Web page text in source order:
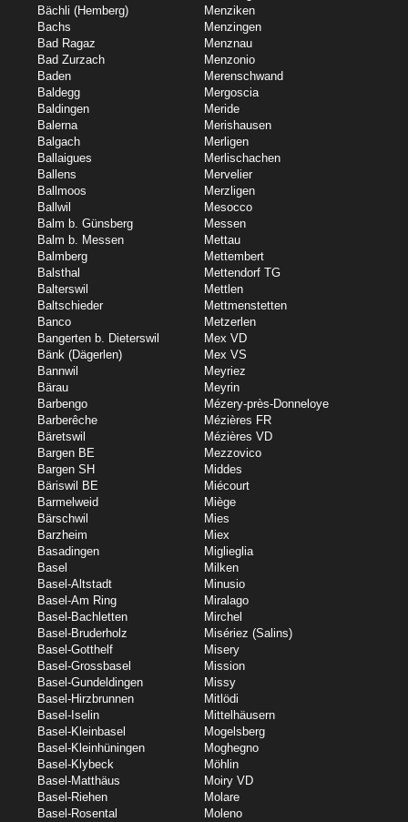
Bächli (Hemberg)
Bachs
Bad Ragaz
Bad Zurzach
Baden
Baldegg
Baldingen
Balerna
Balgach
Ballaigues
Ballens
Ballmoos
Ballwil
Balm b. Günsberg
Balm b. Messen
Balmberg
Balsthal
Balterswil
Baltschieder
Banco
Bangerten b. Dieterswil
Bänk (Dägerlen)
Bannwil
Bärau
Barbengo
Barberêche
Bäretswil
Bargen BE
Bargen SH
Bäriswil BE
Barmelweid
Bärschwil
Barzheim
Basadingen
Basel
Basel-Altstadt
Basel-Am Ring
Basel-Bachletten
Basel-Bruderholz
Basel-Gotthelf
Basel-Grossbasel
Basel-Gundeldingen
Basel-Hirzbrunnen
Basel-Iselin
Basel-Kleinbasel
Basel-Kleinhüningen
Basel-Klybeck
Basel-Matthäus
Basel-Riehen
Basel-Rosental
Menziken
Menzingen
Menznau
Menzonio
Merenschwand
Mergoscia
Meride
Merishausen
Merligen
Merlischachen
Mervelier
Merzligen
Mesocco
Messen
Mettau
Mettembert
Mettendorf TG
Mettlen
Mettmenstetten
Metzerlen
Mex VD
Mex VS
Meyriez
Meyrin
Mézery-près-Donneloye
Mézières FR
Mézières VD
Mezzovico
Middes
Miécourt
Miège
Mies
Miex
Miglieglia
Milken
Minusio
Miralago
Mirchel
Misériez (Salins)
Misery
Mission
Missy
Mitlödi
Mittelhäusern
Mogelsberg
Moghegno
Möhlin
Moiry VD
Molare
Moleno